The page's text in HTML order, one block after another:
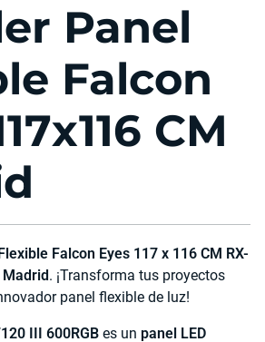
Panel
Falcon
CM
Falcon Eyes 117 x 116 CM RX-
. ¡Transforma tus proyectos
panel flexible de luz!
III 600RGB es un panel LED